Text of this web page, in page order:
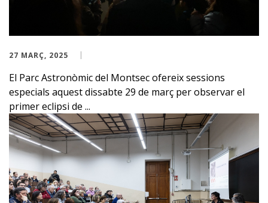
27 MARÇ, 2025
El Parc Astronòmic del Montsec ofereix sessions
especials aquest dissabte 29 de març per observar el
primer eclipsi de ...